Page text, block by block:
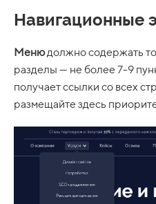
Навигационные
Менюдолжно содержать
разделы — не более 7-9
получает ссылки со всех
размещайте здесь